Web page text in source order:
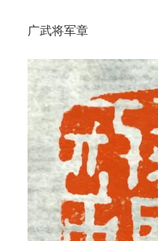
广武将军章